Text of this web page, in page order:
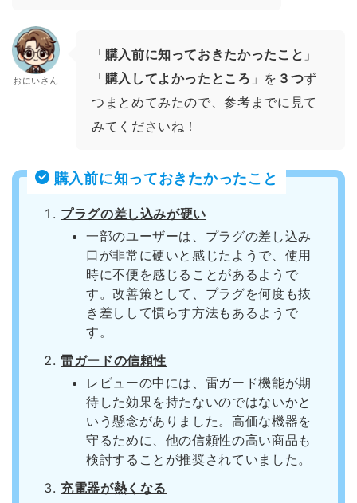
おにいさん
「購入前に知っておきたかったこと 」
「購入してよかったところ 」を ３つず
つまとめてみたので、参考までに見て
みてくださいね！
購入前に知っておきたかったこと
プラグの差し込みが硬い
一部のユーザーは、プラグの差し込み
口が非常に硬いと感じたようで、使用
時に不便を感じることがあるようで
す。改善策として、プラグを何度も抜
き差しして慣らす方法もあるようで
す。
雷ガードの信頼性
レビューの中には、雷ガード機能が期
待した効果を持たないのではないかと
いう懸念がありました。高価な機器を
守るために、他の信頼性の高い商品も
検討することが推奨されていました。
充電器が熱くなる